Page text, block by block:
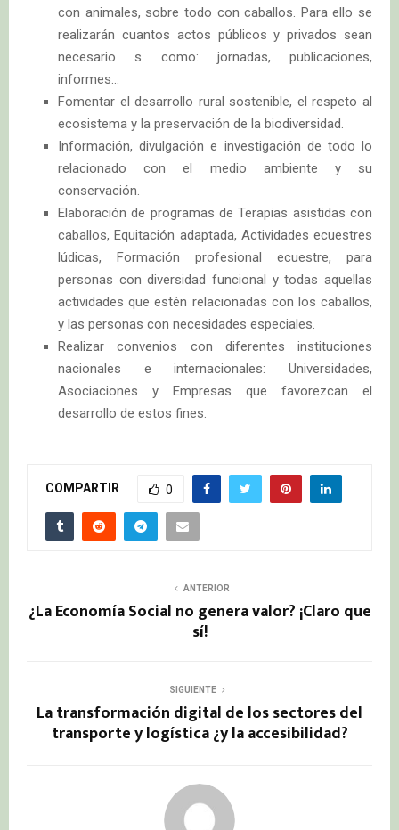
con animales, sobre todo con caballos. Para ello se
realizarán cuantos actos públicos y privados sean
necesario s como: jornadas, publicaciones,
informes…
Fomentar el desarrollo rural sostenible, el respeto al
ecosistema y la preservación de la biodiversidad.
Información, divulgación e investigación de todo lo
relacionado con el medio ambiente y su
conservación.
Elaboración de programas de Terapias asistidas con
caballos, Equitación adaptada, Actividades ecuestres
lúdicas, Formación profesional ecuestre, para
personas con diversidad funcional y todas aquellas
actividades que estén relacionadas con los caballos,
y las personas con necesidades especiales.
Realizar convenios con diferentes instituciones
nacionales e internacionales: Universidades,
Asociaciones y Empresas que favorezcan el
desarrollo de estos fines.
COMPARTIR 0
ANTERIOR
¿La Economía Social no genera valor? ¡Claro que
sí!
SIGUIENTE
La transformación digital de los sectores del
transporte y logística ¿y la accesibilidad?